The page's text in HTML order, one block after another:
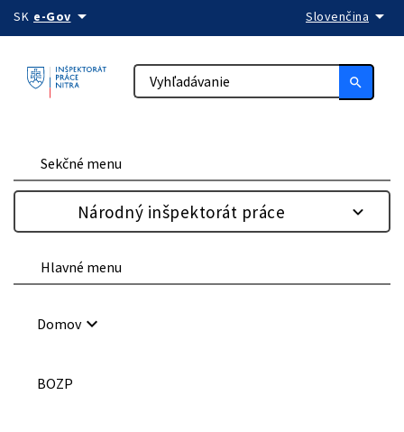
Preskočiť na obsah
SK e-Govarrow_drop_down Slovenčina arrow_drop_down
search
Sekčné menu
Národný inšpektorát práce
Hlavné menu
Domovkeyboard_arrow_down
BOZP